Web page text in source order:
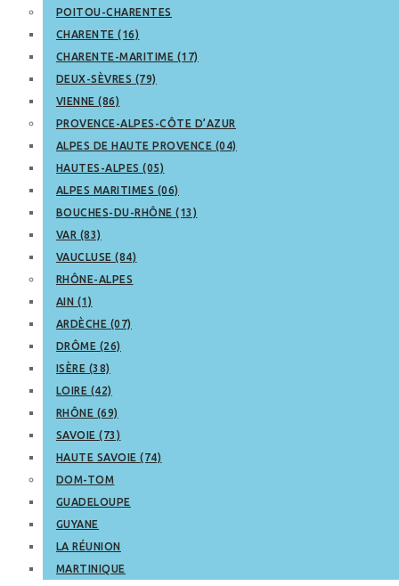
POITOU-CHARENTES
CHARENTE (16)
CHARENTE-MARITIME (17)
DEUX-SÈVRES (79)
VIENNE (86)
PROVENCE-ALPES-CÔTE D’AZUR
ALPES DE HAUTE PROVENCE (04)
HAUTES-ALPES (05)
ALPES MARITIMES (06)
BOUCHES-DU-RHÔNE (13)
VAR (83)
VAUCLUSE (84)
RHÔNE-ALPES
AIN (1)
ARDÈCHE (07)
DRÔME (26)
ISÈRE (38)
LOIRE (42)
RHÔNE (69)
SAVOIE (73)
HAUTE SAVOIE (74)
DOM-TOM
GUADELOUPE
GUYANE
LA RÉUNION
MARTINIQUE